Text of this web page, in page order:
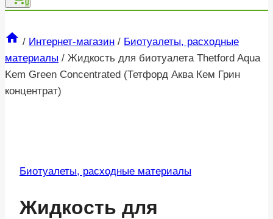
0
/ Интернет-магазин / Биотуалеты, расходные
материалы / Жидкость для биотуалета Thetford Aqua
Kem Green Concentrated (Тетфорд Аква Кем Грин
концентрат)
Биотуалеты, расходные материалы
Жидкость для